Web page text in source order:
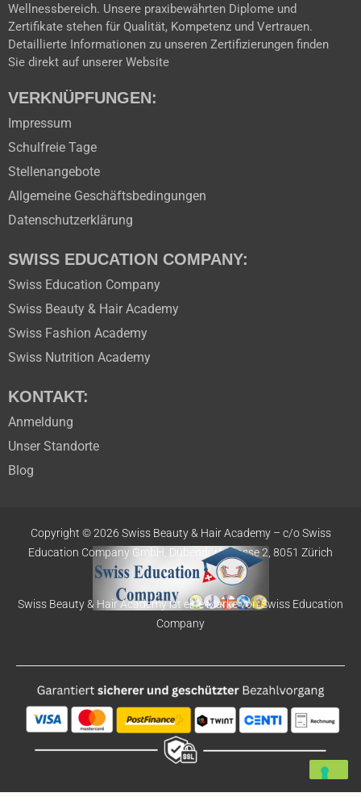
Wellnessbereich. Unsere praxibewährten Diplome und
Zertifikate stehen für Qualität, Kompetenz und Vertrauen.
Detaillierte Informationen zu unseren Zertifizierungen finden
Sie direkt auf unserer Website
VERKNÜPFUNGEN:
Impressum
Schulfreie Tage
Stellenangebote
Allgemeine Geschäftsbedingungen
Datenschutzerklärung
SWISS EDUCATION COMPANY:
Swiss Education Company
Swiss Beauty & Hair Academy
Swiss Fashion Academy
Swiss Nutrition Academy
KONTAKT:
Anmeldung
Unser Standorte
Blog
Copyright © 2026 Swiss Beauty & Hair Academy – c/o Swiss
Education Company GmbH, Dübendorfstrasse 2, 8051 Zürich
Swiss Beauty & Hair Academy ist eine Marke von Swiss Education
Company